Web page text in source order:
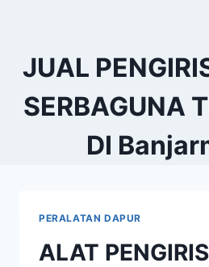
JUAL
SERBAGUNA
DI
PERALATAN DAPUR
ALAT